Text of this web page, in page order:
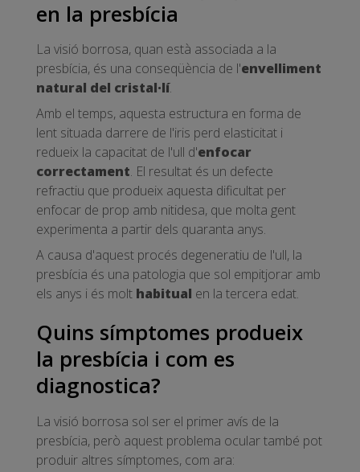
en la presbícia
La visió borrosa, quan està associada a la
presbícia, és una conseqüència de l'envelliment
natural del cristal·lí.
Amb el temps, aquesta estructura en forma de
lent situada darrere de l'iris perd elasticitat i
redueix la capacitat de l'ull d'enfocar
correctament. El resultat és un defecte
refractiu que produeix aquesta dificultat per
enfocar de prop amb nitidesa, que molta gent
experimenta a partir dels quaranta anys.
A causa d'aquest procés degeneratiu de l'ull, la
presbícia és una patologia que sol empitjorar amb
els anys i és molt habitual en la tercera edat.
Quins símptomes produeix
la presbícia i com es
diagnostica?
La visió borrosa sol ser el primer avís de la
presbícia, però aquest problema ocular també pot
produir altres símptomes, com ara: